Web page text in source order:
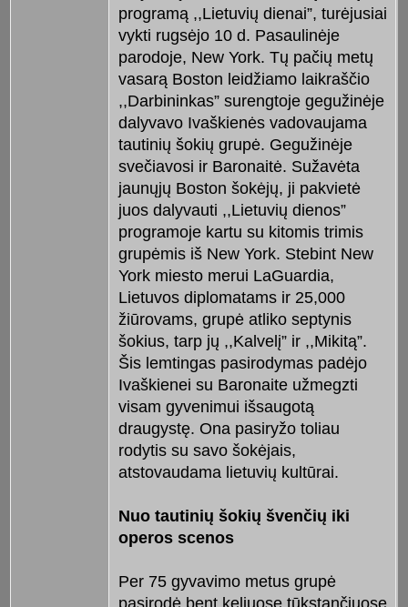
programą ,,Lietuvių dienai”, turėjusiai
vykti rugsėjo 10 d. Pasaulinėje
parodoje, New York. Tų pačių metų
vasarą Boston leidžiamo laikraščio
,,Darbininkas” surengtoje gegužinėje
dalyvavo Ivaškienės vadovaujama
tautinių šokių grupė. Gegužinėje
svečiavosi ir Baronaitė. Sužavėta
jaunųjų Boston šokėjų, ji pakvietė
juos dalyvauti ,,Lietuvių dienos”
programoje kartu su kitomis trimis
grupėmis iš New York. Stebint New
York miesto merui LaGuardia,
Lietuvos diplomatams ir 25,000
žiūrovams, grupė atliko septynis
šokius, tarp jų ,,Kalvelį” ir ,,Mikitą”.
Šis lemtingas pasirodymas padėjo
Ivaškienei su Baronaite užmegzti
visam gyvenimui išsaugotą
draugystę. Ona pasiryžo toliau
rodytis su savo šokėjais,
atstovaudama lietuvių kultūrai.
Nuo tautinių šokių švenčių iki
operos scenos
Per 75 gyvavimo metus grupė